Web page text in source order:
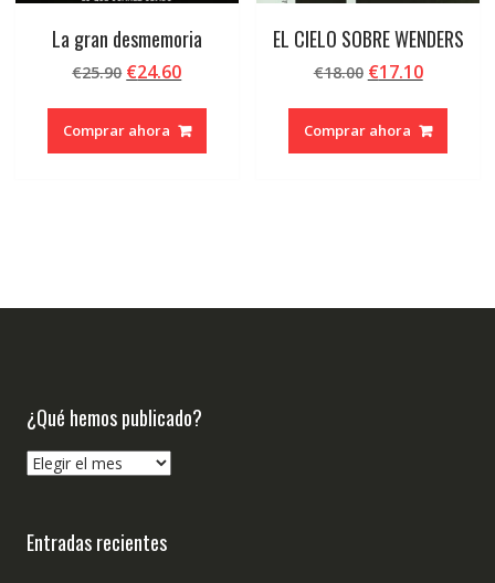
La gran desmemoria
€25.90 El
original
era:
€24.60El
actual
es:
Comprar ahora
EL CIELO SOBRE WENDERS
€18.00 El
original
era:
€17.10El
actual
es:
Comprar ahora
¿Qué hemos publicado?
¿Qué
Entradas recientes